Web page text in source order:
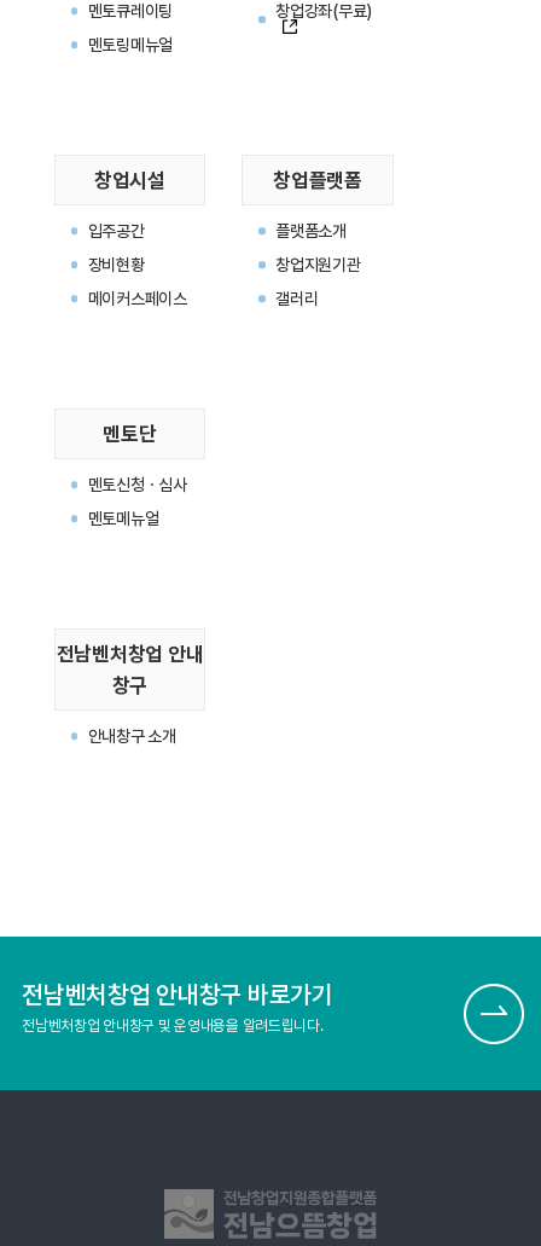
멘토큐레이팅
멘토링메뉴얼
창업강좌(무료)
새창
창업시설
입주공간
장비현황
메이커스페이스
창업플랫폼
플랫폼소개
창업지원기관
갤러리
멘토단
멘토신청ㆍ심사
멘토메뉴얼
전남벤처창업 안내
창구
안내창구 소개
전남벤처창업 안내창구 바로가기
전남벤처창업 안내창구 및 운영내용을 알려드립니다.